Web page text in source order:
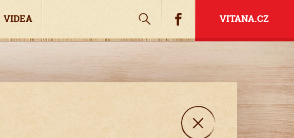
VIDEA Hledat FacebookVITANA.CZ